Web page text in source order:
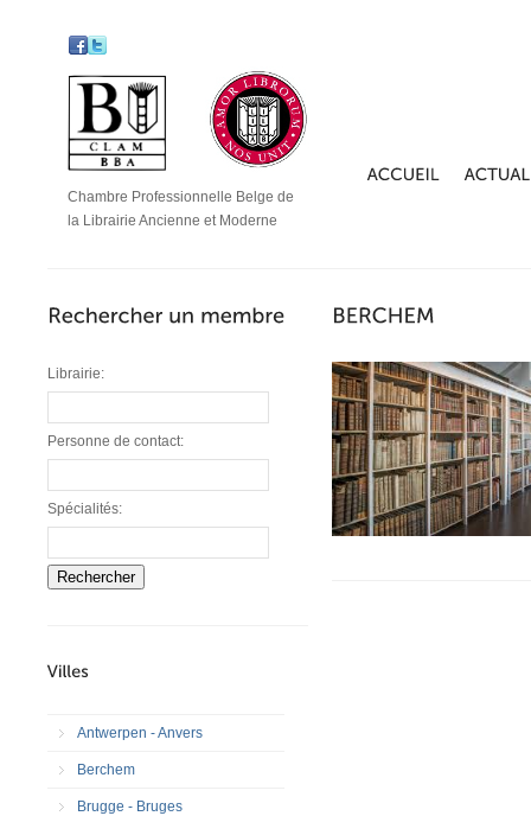
Chambre Professionnelle Belge de
la Librairie Ancienne et Moderne
Librairie:
Personne de contact:
Spécialités:
Rechercher
Antwerpen - Anvers
Berchem
Brugge - Bruges